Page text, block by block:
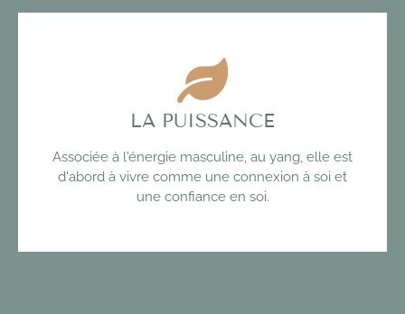
LA PUISSANCE
Associée à l'énergie masculine, au yang, elle est
d'abord à vivre comme une connexion à soi et
une confiance en soi.